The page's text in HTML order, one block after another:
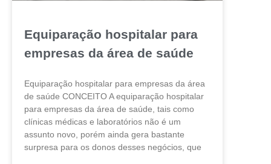
Equiparação hospitalar para
empresas da área de saúde
Equiparação hospitalar para empresas da área
de saúde CONCEITO A equiparação hospitalar
para empresas da área de saúde, tais como
clínicas médicas e laboratórios não é um
assunto novo, porém ainda gera bastante
surpresa para os donos desses negócios, que